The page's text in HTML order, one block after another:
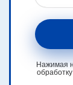
Нажимая